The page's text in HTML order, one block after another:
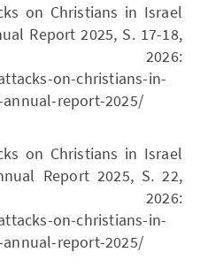
on Christians in Israel
Report 2025, S. 17-18,
2026:
on-christians-in-
report-2025/
on Christians in Israel
Report 2025, S. 22,
2026:
on-christians-in-
report-2025/